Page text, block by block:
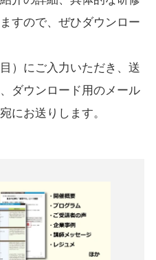
すので、ぜひダウンロー
）にご入力いただき、送
ダウンロード用のメール
にお送りします。